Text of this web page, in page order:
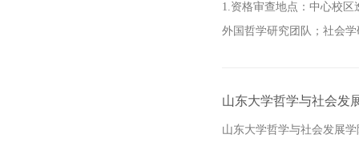
1.资格审查地点：中心校区
外国哲学研究团队；社会
山东大学哲学与社会发
山东大学哲学与社会发展